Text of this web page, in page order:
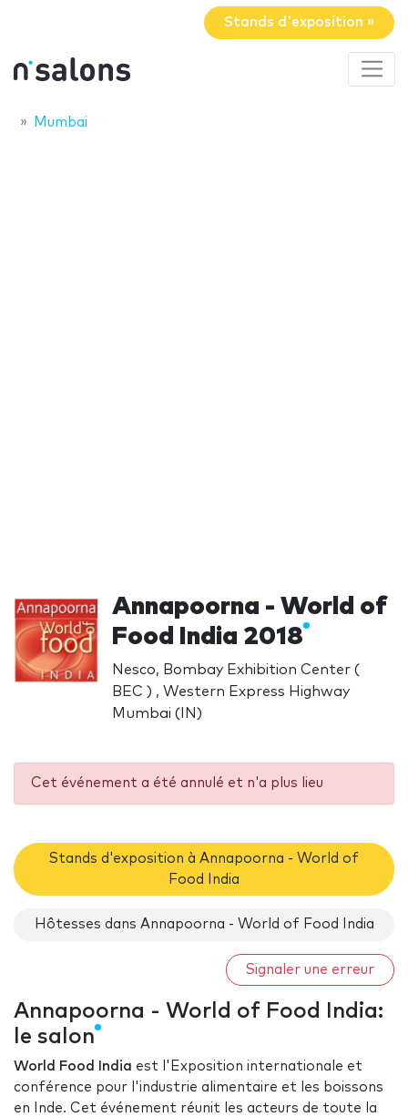
Stands d'exposition »
Mumbai
Annapoorna - World of
Food India 2018
Nesco, Bombay Exhibition Center (
BEC ) , Western Express Highway
Mumbai (IN)
Cet événement a été annulé et n'a plus lieu
Stands d'exposition à Annapoorna - World of
Food India
Hôtesses dans Annapoorna - World of Food India
Signaler une erreur
Annapoorna - World of Food India:
le salon
World Food India est l'Exposition internationale et
conférence pour l'industrie alimentaire et les boissons
en Inde. Cet événement réunit les acteurs de toute la